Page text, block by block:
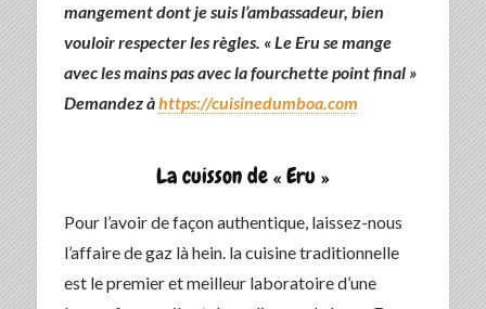
mangement dont je suis l’ambassadeur, bien
vouloir respecter les règles. « Le Eru se mange
avec les mains pas avec la fourchette point final »
Demandez àhttps://cuisinedumboa.com
La cuisson de « Eru »
Pour l’avoir de façon authentique, laissez-nous
l’affaire de gaz là hein. la cuisine traditionnelle
est le premier et meilleur laboratoire d’une